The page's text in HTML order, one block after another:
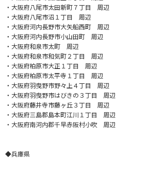
・大阪府八尾市太田新町７丁目 周辺
・大阪府八尾市沼１丁目 周辺
・大阪府河内長野市大矢船西町 周辺
・大阪府河内長野市小山田町 周辺
・大阪府和泉市太町 周辺
・大阪府和泉市和気町２丁目 周辺
・大阪府柏原市大正１丁目 周辺
・大阪府柏原市太平寺１丁目 周辺
・大阪府羽曳野市野々上４丁目 周辺
・大阪府羽曳野市はびきの３丁目 周辺
・大阪府藤井寺市藤ヶ丘３丁目 周辺
・大阪府三島郡島本町江川１丁目 周辺
・大阪府南河内郡千早赤阪村小吹 周辺
◆兵庫県